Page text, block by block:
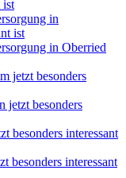
ist
in
ist
in Oberried
jetzt besonders
jetzt besonders
besonders interessant
besonders interessant